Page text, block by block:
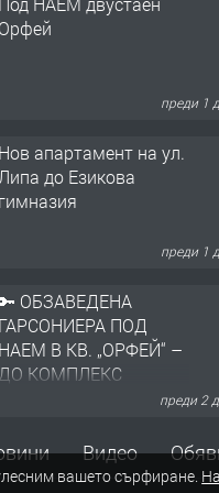
Орфей
Липа до Езикова
ГАРСОНИЕРА ПОД
НАЕМ В КВ. „ОРФЕЙ“ –
ДО КОМПЛЕКС
„ВЕСПРЕМ“, ГР.
ОБОРУДВАН
Видео
вашето сърфиране.